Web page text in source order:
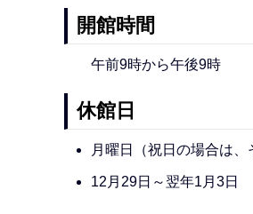
開館時間
午前9時から午後9時
休館日
月曜日（祝日の場合は、
12月29日～翌年1月3日